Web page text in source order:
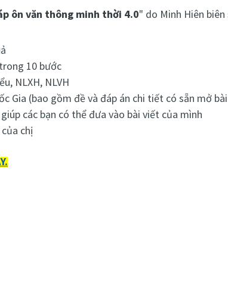
ôn văn thông minh thời 4.0" do Minh Hiên
10 bước
NLXH, NLVH
Gia (bao gồm đề và đáp án chi tiết có sẵn mở
các bạn có thể đưa vào bài viết của mình
chị